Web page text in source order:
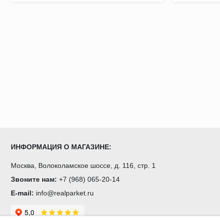
ИНФОРМАЦИЯ О МАГАЗИНЕ:
Москва, Волоколамское шоссе, д. 116, стр. 1
Звоните нам: +7 (968) 065-20-14
E-mail: info@realparket.ru